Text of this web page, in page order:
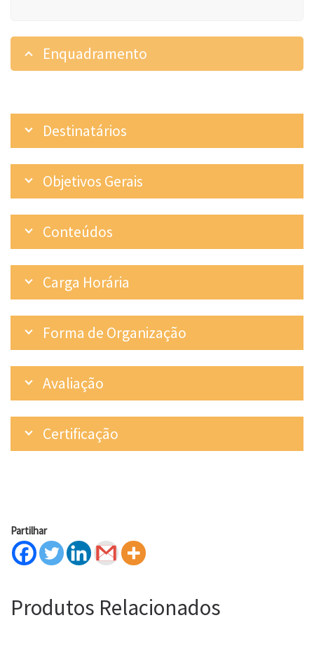
Enquadramento
Destinatários
Objetivos Gerais
Conteúdos
Carga Horária
Forma de Organização
Avaliação
Certificação
Partilhar
Produtos Relacionados